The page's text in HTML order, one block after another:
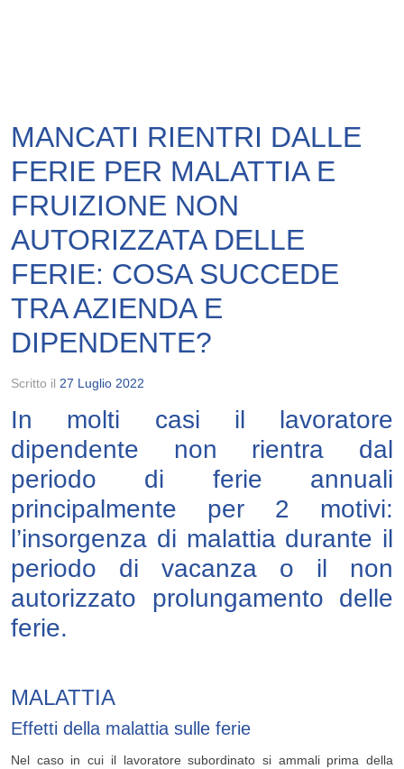
MANCATI RIENTRI DALLE
FERIE PER MALATTIA E
FRUIZIONE NON
AUTORIZZATA DELLE
FERIE: COSA SUCCEDE
TRA AZIENDA E
DIPENDENTE?
Scritto il 27 Luglio 2022
In molti casi il lavoratore
dipendente non rientra dal
periodo di ferie annuali
principalmente per 2 motivi:
l’insorgenza di malattia durante il
periodo di vacanza o il non
autorizzato prolungamento delle
ferie.
MALATTIA
Effetti della malattia sulle ferie
Nel caso in cui il lavoratore subordinato si ammali prima della